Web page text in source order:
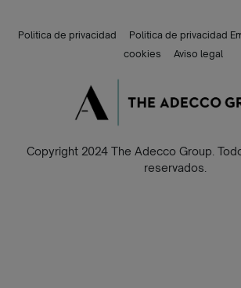
Politica de privacidad Politica de privacidad
cookies
Aviso legal
Copyright 2024 The Adecco Group.
reservados.